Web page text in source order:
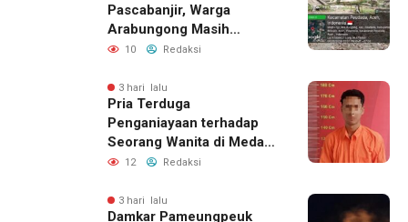
Pascabanjir, Warga
Arabungong Masih
Menunggu Bantuan
10 Redaksi
3 hari lalu
Pria Terduga
Penganiayaan terhadap
Seorang Wanita di Medan
Ditangkap Polisi
12 Redaksi
3 hari lalu
Damkar Pameungpeuk